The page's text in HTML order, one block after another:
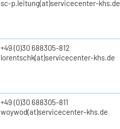
sc-p.leitung(at)servicecenter-khs.de
+49 (0)30 688305-812
lorentschk(at)servicecenter-khs.de
+49 (0)30 688305-811
woywod(at)servicecenter-khs.de